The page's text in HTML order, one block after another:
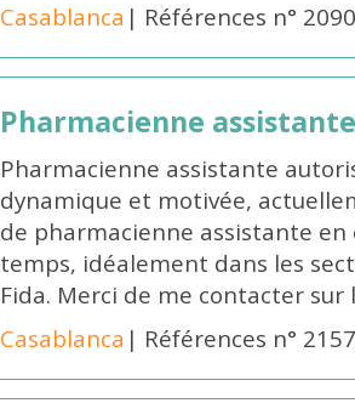
Casablanca | Références n°
Pharmacienne
Pharmacienne assistante
dynamique et motivée,
de pharmacienne assistante en
temps, idéalement dans les
Fida. Merci de me contacter sur
Casablanca | Références n°